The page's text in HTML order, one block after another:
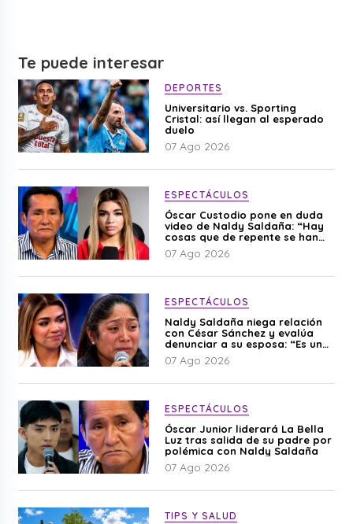
Te puede interesar
DEPORTES
Universitario vs. Sporting
Cristal: así llegan al esperado
duelo
07 Ago 2026
ESPECTÁCULOS
Óscar Custodio pone en duda
video de Naldy Saldaña: “Hay
cosas que de repente se han
editado”
07 Ago 2026
ESPECTÁCULOS
Naldy Saldaña niega relación
con César Sánchez y evalúa
denunciar a su esposa: “Es una
difamación”
07 Ago 2026
ESPECTÁCULOS
Óscar Junior liderará La Bella
Luz tras salida de su padre por
polémica con Naldy Saldaña
07 Ago 2026
TIPS Y SALUD